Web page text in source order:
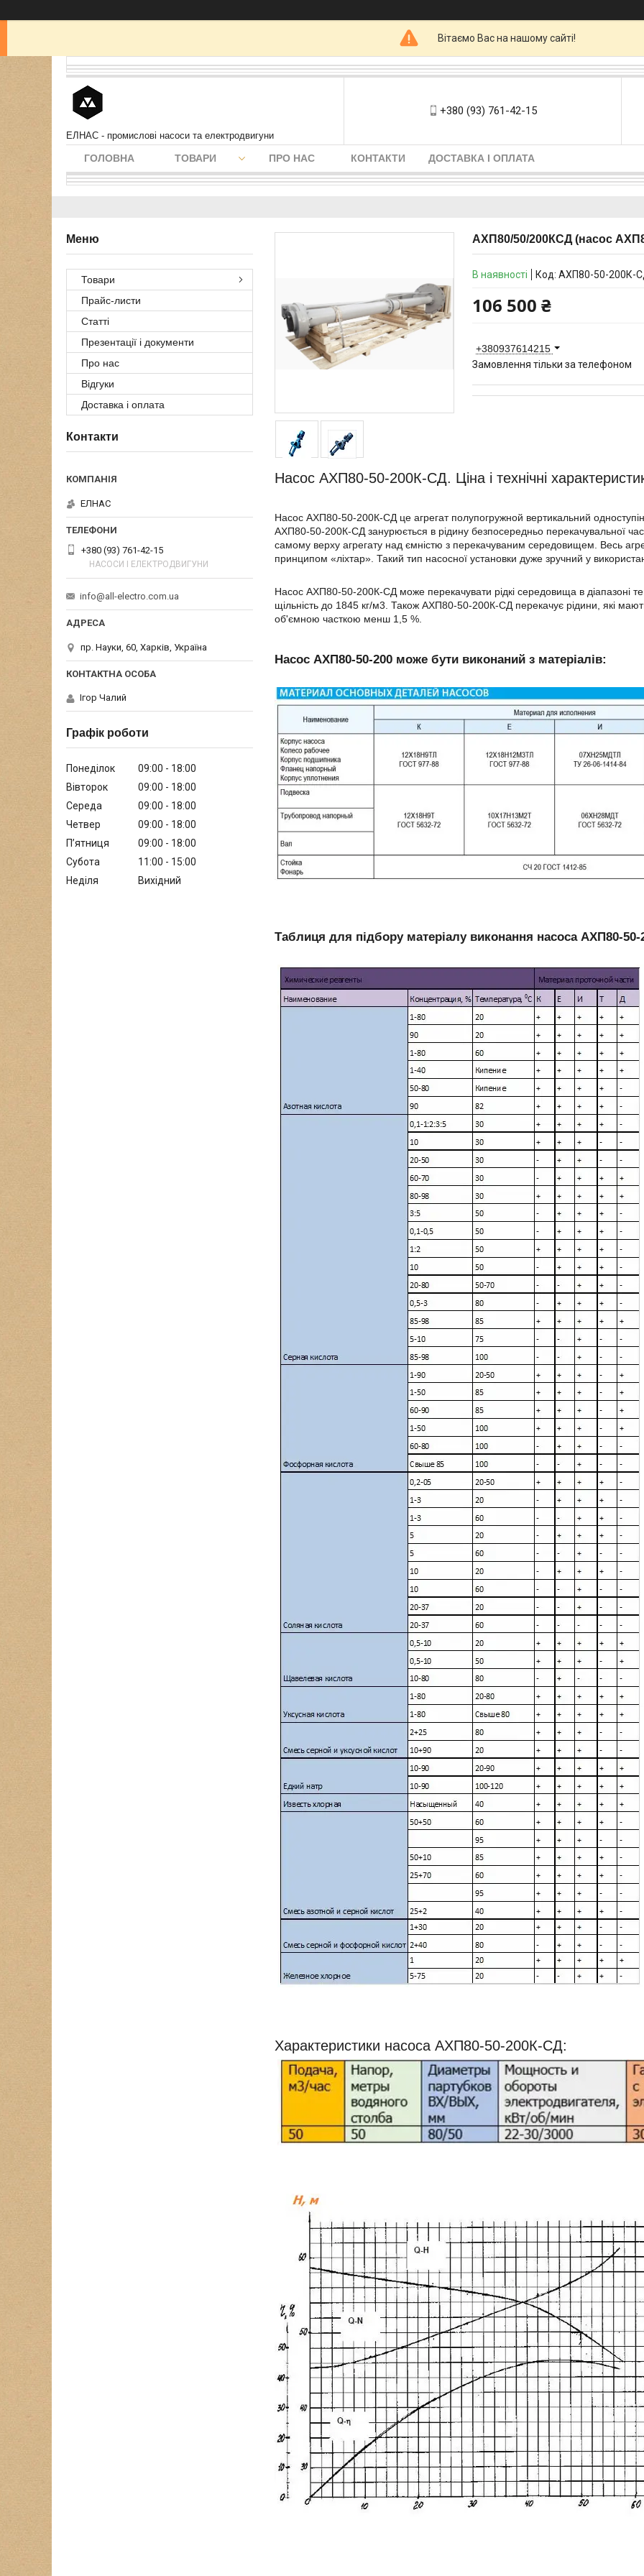
Вітаємо Вас на нашому сайті!
ЕЛНАС - промислові насоси та електродвигуни
+380 (93) 761-42-15
ГОЛОВНА ТОВАРИ ПРО НАС КОНТАКТИ ДОСТАВКА І ОПЛАТА
АХП80/50/200КСД (насос
В наявності Код: АХП80-50-200К-
106 500 ₴
+380937614215
Замовлення тільки за телефоном
Насос АХП80-50-200К-СД. Ціна і технічні
Насос АХП80-50-200К-СД це агрегат полупогружной вертикальний
АХП80-50-200К-СД занурюється в рідину безпосередньо перекачувальної
самому верху агрегату над ємністю з перекачуваним середовищем. Весь
принципом «ліхтар». Такий тип насосної установки дуже зручний у
Насос АХП80-50-200К-СД може перекачувати рідкі середовища в діапазоні
щільність до 1845 кг/м3. Також АХП80-50-200К-СД перекачує рідини, які
об'ємною часткою менш 1,5 %.
Насос АХП80-50-200 може бути виконаний з матеріалів:
Таблиця для підбору матеріалу виконання насоса АХП80-50-
Характеристики насоса АХП80-50-200К-СД:
Товари
Прайс-листи
Статті
Презентації і документи
Про нас
Відгуки
Доставка і оплата
Контакти
ЕЛНАС
+380 (93) 761-42-15
НАСОСИ І ЕЛЕКТРОДВИГУНИ
info@all-electro.com.ua
пр. Науки, 60, Харків, Україна
Ігор Чалий
Графік роботи
Понеділок 09:00
18:00
Вівторок
09:00
18:00
Середа
09:00
18:00
Четвер
09:00
18:00
Пʼятниця
09:00
18:00
Субота
11:00
15:00
Неділя
Вихідний